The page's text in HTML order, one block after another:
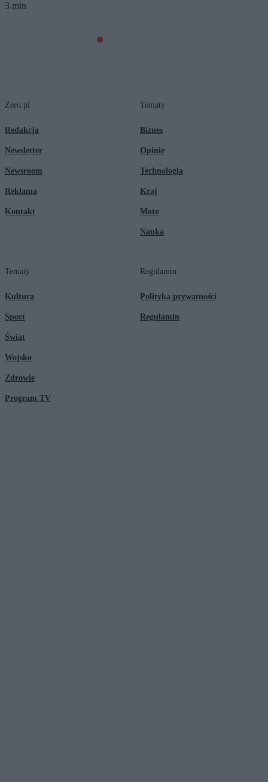
3 min
Zero.pl
Redakcja
Newsletter
Newsroom
Reklama
Kontakt
Tematy
Biznes
Opinie
Technologia
Kraj
Moto
Nauka
Tematy
Kultura
Sport
Świat
Wojsko
Zdrowie
Program TV
Regulamin
Polityka prywatności
Regulamin